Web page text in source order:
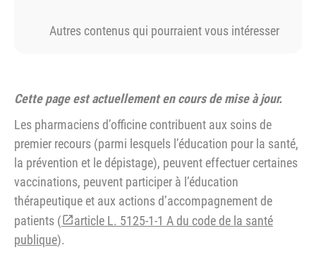
Autres contenus qui pourraient vous intéresser
Cette page est actuellement en cours de mise à jour.
Les pharmaciens d’officine contribuent aux soins de
premier recours (parmi lesquels l’éducation pour la santé,
la prévention et le dépistage), peuvent effectuer certaines
vaccinations, peuvent participer à l’éducation
thérapeutique et aux actions d’accompagnement de
patients (
article L. 5125-1-1 A du code de la santé
publique).